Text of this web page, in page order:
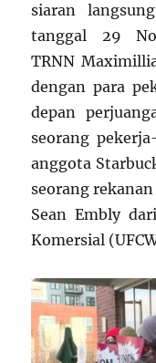
siaran
tanggal 29
TRNN
dengan para
depan
seorang
anggota
seorang
Sean Embly
Komersial